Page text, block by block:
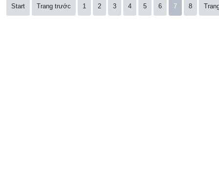
Start Trang trước 1 2 3 4 5 6 7 8